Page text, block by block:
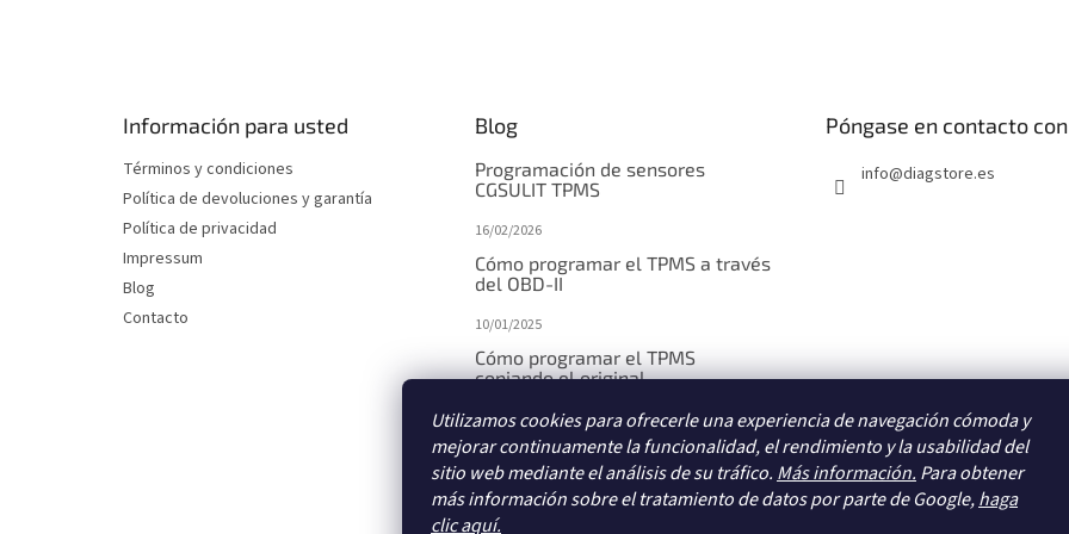
Utilizamos cookies para ofrecerle una experiencia de navegación cómoda y
mejorar continuamente la funcionalidad, el rendimiento y la usabilidad del
sitio web mediante el análisis de su tráfico. Más información. Para obtener
más información sobre el tratamiento de datos por parte de Google,haga
clic aquí.
Información para usted
Términos y condiciones
Política de devoluciones y garantía
Política de privacidad
Impressum
Blog
Contacto
Blog
Programación de sensores
CGSULIT TPMS
16/02/2026
Cómo programar el TPMS a través
del OBD-II
10/01/2025
Cómo programar el TPMS
copiando el original
10/01/2025
Cómo programar el TPMS
mediante introducción manual
10/01/2025
Póngase en contacto con
info@diagstore.es